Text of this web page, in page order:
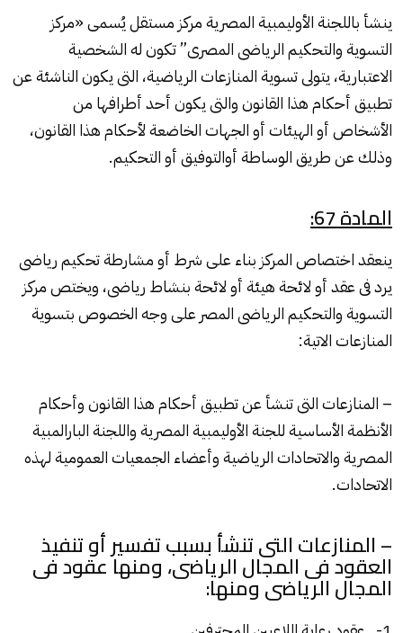
ينشأ باللجنة الأوليمبية المصرية مركز مستقل يُسمى «مركز
التسوية والتحكيم الرياضى المصرى” تكون له الشخصية
الاعتبارية، يتولى تسوية المنازعات الرياضية، التى يكون الناشئة عن
تطبيق أحكام هذا القانون والتى يكون أحد أطرافها من
الأشخاص أو الهيئات أو الجهات الخاضعة لأحكام هذا القانون،
وذلك عن طريق الوساطة أوالتوفيق أو التحكيم.
المادة 67:
ينعقد اختصاص المركز بناء على شرط أو مشارطة تحكيم رياضى
يرد فى عقد أو لائحة هيئة أو لائحة بنشاط رياضى، ويختص مركز
التسوية والتحكيم الرياضى المصر على وجه الخصوص بتسوية
المنازعات الاتية:
– المنازعات التى تنشأ عن تطبيق أحكام هذا القانون وأحكام
الأنظمة الأساسية للجنة الأوليمبية المصرية واللجنة البارالمبية
المصرية والاتحادات الرياضية وأعضاء الجمعيات العمومية لهذه
الاتحادات.
– المنازعات التى تنشأ بسبب تفسير أو تنفيذ
العقود فى المجال الرياضى، ومنها عقود فى
المجال الرياضى ومنها: